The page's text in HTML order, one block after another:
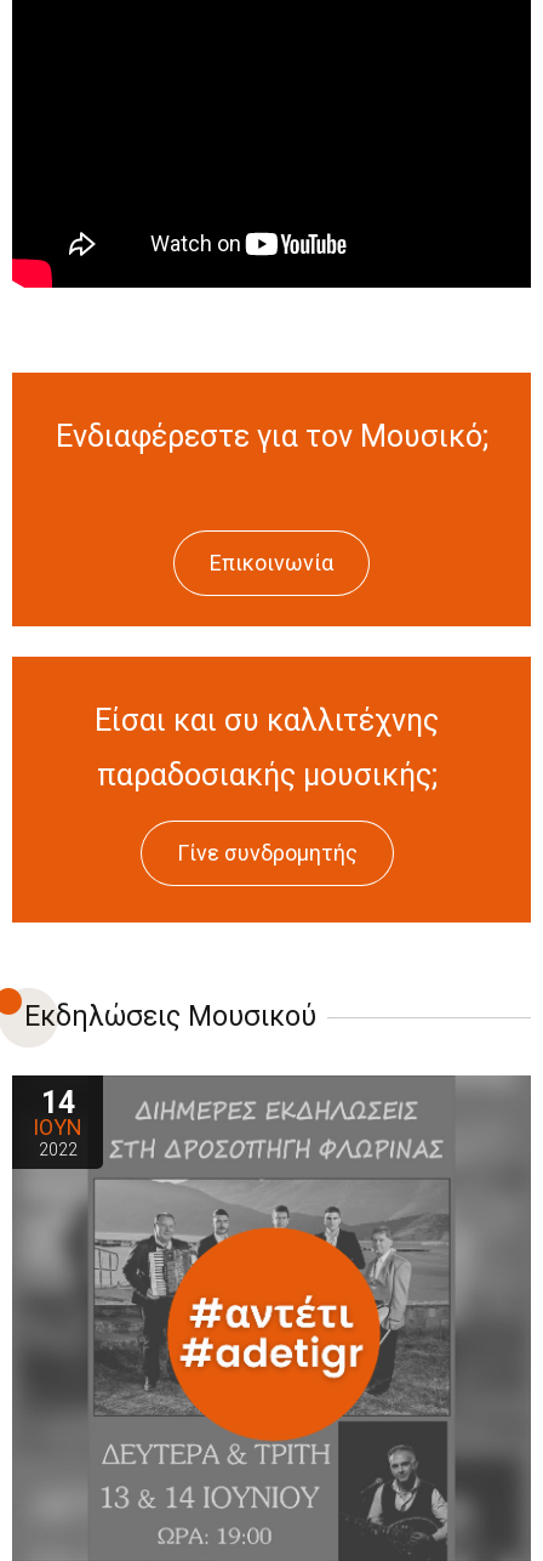
Ενδιαφέρεστε για τον Μουσικό;
Επικοινωνία
Είσαι και συ καλλιτέχνης
παραδοσιακής μουσικής;
Γίνε συνδρομητής
Εκδηλώσεις Μουσικού
14
ΙΟΥΝ
2022